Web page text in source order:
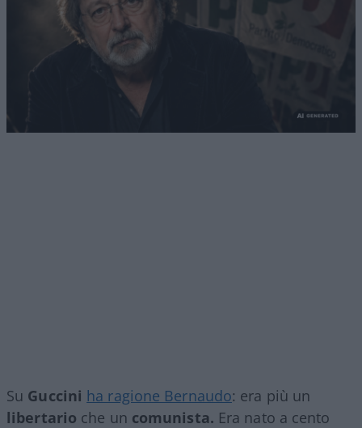
Su Guccini ha ragione Bernaudo: era più un
libertario che un comunista. Era nato a cento